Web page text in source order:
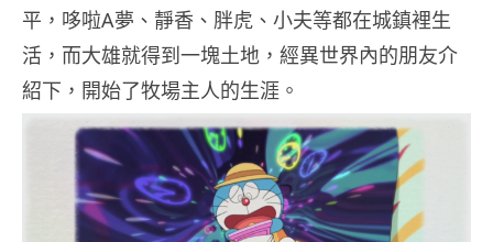
平，哆啦A夢、靜香、胖虎、小夫等都在城鎮裡生
活，而大雄就得到一塊土地，經異世界內的朋友介
紹下，開始了牧場主人的生涯。